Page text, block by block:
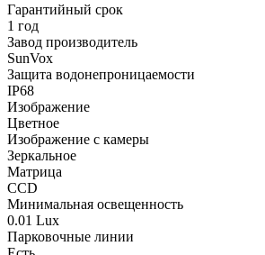
Гарантийный срок
1 год
Завод производитель
SunVox
Защита водонепроницаемости
IP68
Изображение
Цветное
Изображение с камеры
Зеркальное
Матрица
CCD
Минимальная освещенность
0.01 Lux
Парковочные линии